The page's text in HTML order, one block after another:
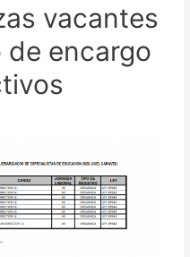
vacantes
de encargo